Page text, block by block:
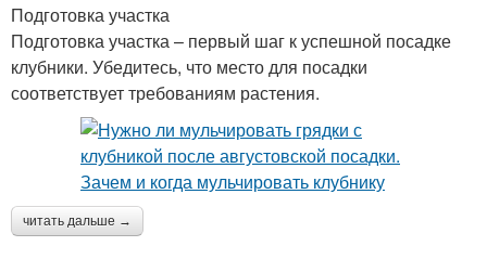
Подготовка участка
Подготовка участка – первый шаг к успешной посадке
клубники. Убедитесь, что место для посадки
соответствует требованиям растения.
читать дальше →